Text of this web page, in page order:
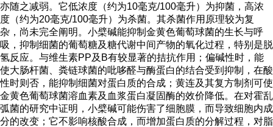
亦随之减弱。它低浓度（约为10毫克/100毫升）为抑菌，高浓
度（约为20毫克/100毫升）为杀菌。其杀菌作用原理较为复
杂，尚未完全阐明。小檗碱能抑制金黄色葡萄球菌的生长与呼
吸，抑制细菌的葡萄糖及糖代谢中间产物的氧化过程，特别是脱
氢反应。与维生素PP及B有较显著的拮抗作用；偏碱性时，能
使大肠杆菌、粪链球菌的吡哆醛与酶蛋白的结合受到抑制，在酸
性时则否，能抑制细菌对蛋白质的合成；黄连及其复方制剂可使
金黄色葡萄球菌溶血素及血浆蛋白凝固酶的效价降低。在对霍乱
弧菌的研究中证明，小檗碱可能伤害了细胞膜，而导致细胞内成
分的改变；它不影响核酸合成，而增加蛋白质的分解过程，对脂